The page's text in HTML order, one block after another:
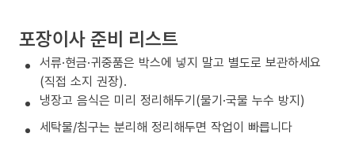
포장이사 준비 리스트
서류·현금·귀중품은 박스에 넣지 말고 별도로 보관하세요
(직접 소지 권장).
냉장고 음식은 미리 정리해두기(물기·국물 누수 방지)
세탁물/침구는 분리해 정리해두면 작업이 빠릅니다